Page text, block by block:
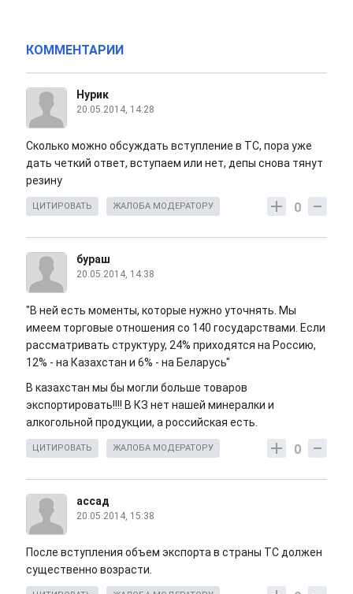
КОММЕНТАРИИ
Нурик
20.05.2014, 14:28
Сколько можно обсуждать вступление в ТС, пора уже
дать четкий ответ, вступаем или нет, депы снова тянут
резину
0
ЦИТИРОВАТЬ ЖАЛОБА МОДЕРАТОРУ
бураш
20.05.2014, 14:38
"В ней есть моменты, которые нужно уточнять. Мы
имеем торговые отношения со 140 государствами. Если
рассматривать структуру, 24% приходятся на Россию,
12% - на Казахстан и 6% - на Беларусь"
В казахстан мы бы могли больше товаров
экспортировать!!!! В КЗ нет нашей минералки и
алкогольной продукции, а российская есть.
0
ЦИТИРОВАТЬ ЖАЛОБА МОДЕРАТОРУ
ассад
20.05.2014, 15:38
После вступления объем экспорта в страны ТС должен
существенно возрасти.